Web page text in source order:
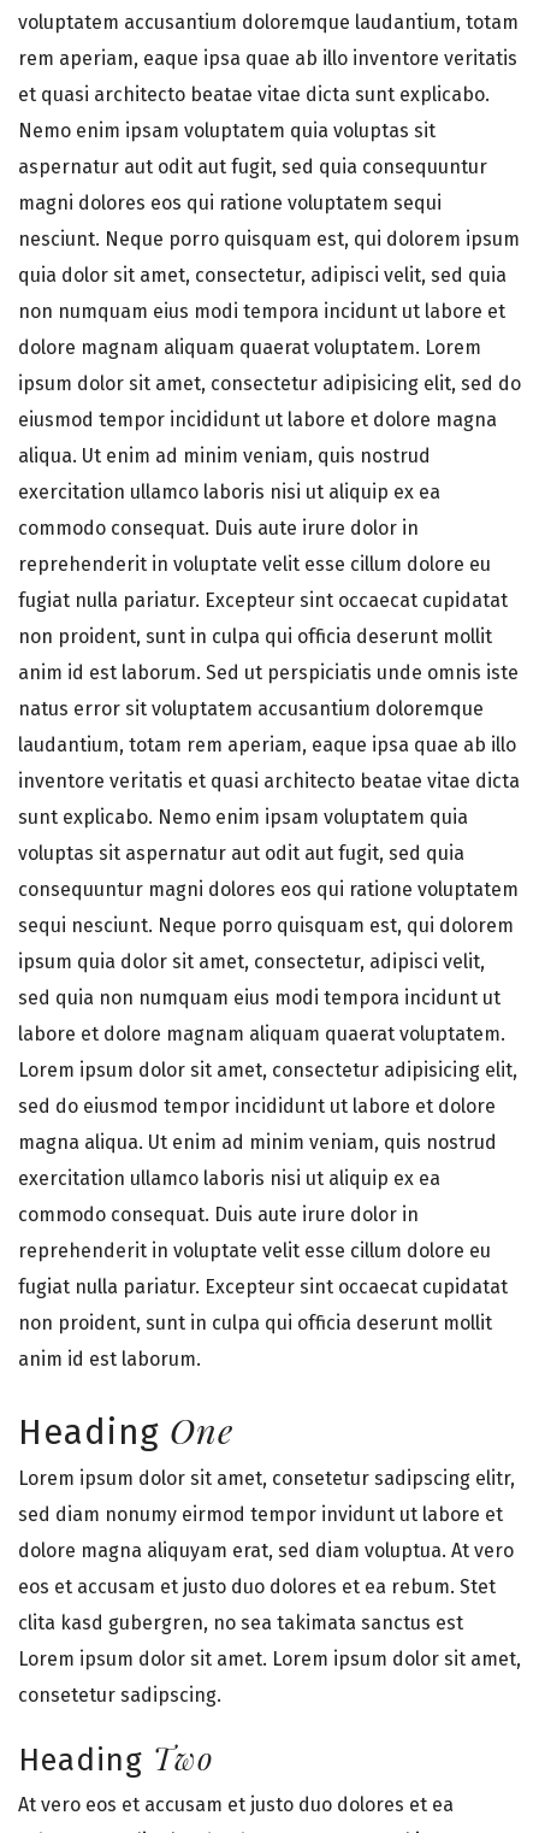
voluptatem accusantium doloremque laudantium, totam
rem aperiam, eaque ipsa quae ab illo inventore veritatis
et quasi architecto beatae vitae dicta sunt explicabo.
Nemo enim ipsam voluptatem quia voluptas sit
aspernatur aut odit aut fugit, sed quia consequuntur
magni dolores eos qui ratione voluptatem sequi
nesciunt. Neque porro quisquam est, qui dolorem ipsum
quia dolor sit amet, consectetur, adipisci velit, sed quia
non numquam eius modi tempora incidunt ut labore et
dolore magnam aliquam quaerat voluptatem. Lorem
ipsum dolor sit amet, consectetur adipisicing elit, sed do
eiusmod tempor incididunt ut labore et dolore magna
aliqua. Ut enim ad minim veniam, quis nostrud
exercitation ullamco laboris nisi ut aliquip ex ea
commodo consequat. Duis aute irure dolor in
reprehenderit in voluptate velit esse cillum dolore eu
fugiat nulla pariatur. Excepteur sint occaecat cupidatat
non proident, sunt in culpa qui officia deserunt mollit
anim id est laborum. Sed ut perspiciatis unde omnis iste
natus error sit voluptatem accusantium doloremque
laudantium, totam rem aperiam, eaque ipsa quae ab illo
inventore veritatis et quasi architecto beatae vitae dicta
sunt explicabo. Nemo enim ipsam voluptatem quia
voluptas sit aspernatur aut odit aut fugit, sed quia
consequuntur magni dolores eos qui ratione voluptatem
sequi nesciunt. Neque porro quisquam est, qui dolorem
ipsum quia dolor sit amet, consectetur, adipisci velit,
sed quia non numquam eius modi tempora incidunt ut
labore et dolore magnam aliquam quaerat voluptatem.
Lorem ipsum dolor sit amet, consectetur adipisicing elit,
sed do eiusmod tempor incididunt ut labore et dolore
magna aliqua. Ut enim ad minim veniam, quis nostrud
exercitation ullamco laboris nisi ut aliquip ex ea
commodo consequat. Duis aute irure dolor in
reprehenderit in voluptate velit esse cillum dolore eu
fugiat nulla pariatur. Excepteur sint occaecat cupidatat
non proident, sunt in culpa qui officia deserunt mollit
anim id est laborum.
Heading One
Lorem ipsum dolor sit amet, consetetur sadipscing elitr,
sed diam nonumy eirmod tempor invidunt ut labore et
dolore magna aliquyam erat, sed diam voluptua. At vero
eos et accusam et justo duo dolores et ea rebum. Stet
clita kasd gubergren, no sea takimata sanctus est
Lorem ipsum dolor sit amet. Lorem ipsum dolor sit amet,
consetetur sadipscing.
Heading Two
At vero eos et accusam et justo duo dolores et ea